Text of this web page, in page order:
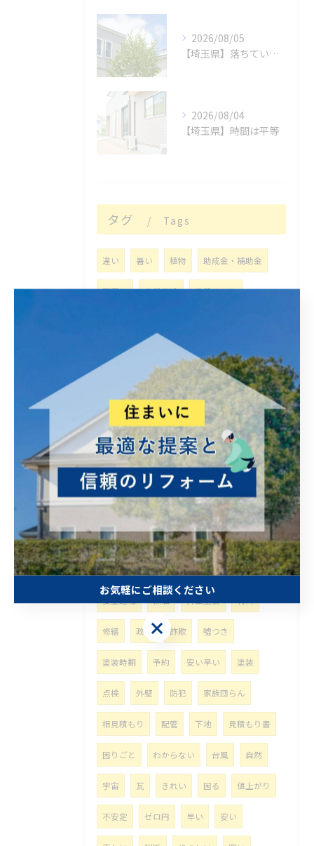
2026/08/05
【埼玉県】落ちているもの
2026/08/04
【埼玉県】時間は平等
タグ Tags
違い 暑い 植物 助成金・補助金
雨漏れ 火災保険 予算のこと
高齢者 やさしい 修理 手直し
カバー工法 補助金 突然
壊れる 積乱雲 積雲 悩み事
富士山噴火 比較 相続 移転登記
司法書士 家族 想い出 航空機事故
太陽光パネル リサイクル問題 侵攻
太陽光 再生可能エネルギー 困った
トイレ 台風対策 災害 豪雨
修繕 政治 詐欺 噓つき
塗装時期 予約 安い早い 塗装
点検 外壁 防犯 家族団らん
相見積もり 配管 下地 見積もり書
困りごと わからない 台風 自然
宇宙 瓦 きれい 困る 値上がり
不安定 ゼロ円 早い 安い
お気軽にご相談ください
お気軽にご相談ください